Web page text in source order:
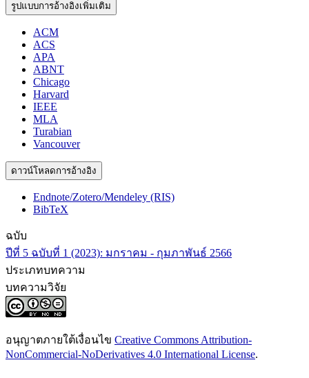
รูปแบบการอ้างอิงเพิ่มเติม
ACM
ACS
APA
ABNT
Chicago
Harvard
IEEE
MLA
Turabian
Vancouver
ดาวน์โหลดการอ้างอิง
Endnote/Zotero/Mendeley (RIS)
BibTeX
ฉบับ
ปีที่ 5 ฉบับที่ 1 (2023): มกราคม - กุมภาพันธ์ 2566
ประเภทบทความ
บทความวิจัย
อนุญาตภายใต้เงื่อนไข Creative Commons Attribution-
NonCommercial-NoDerivatives 4.0 International License.